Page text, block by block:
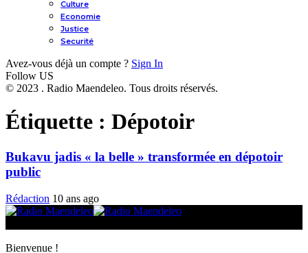
Culture
Economie
Justice
Securité
Avez-vous déjà un compte ? Sign In
Follow US
© 2023 . Radio Maendeleo. Tous droits réservés.
Étiquette : Dépotoir
Bukavu jadis « la belle » transformée en dépotoir
public
Rédaction 10 ans ago
Bienvenue !